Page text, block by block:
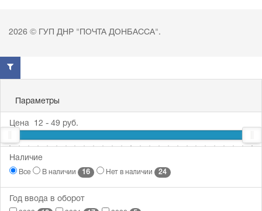
2026 © ГУП ДНР "ПОЧТА ДОНБАССА".
Параметры
Цена 12 - 49 руб.
12Наличие
Все В наличии 16 Нет в наличии 24
Год ввода в оборот